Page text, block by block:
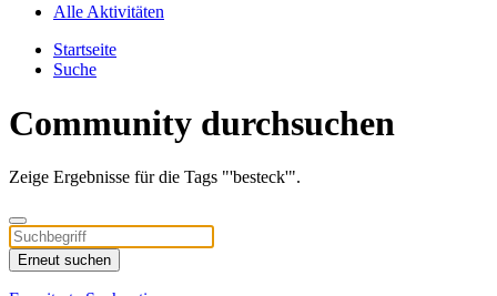
Alle Aktivitäten
Startseite
Suche
Community durchsuchen
Zeige Ergebnisse für die Tags "'besteck'".
Erneut suchen